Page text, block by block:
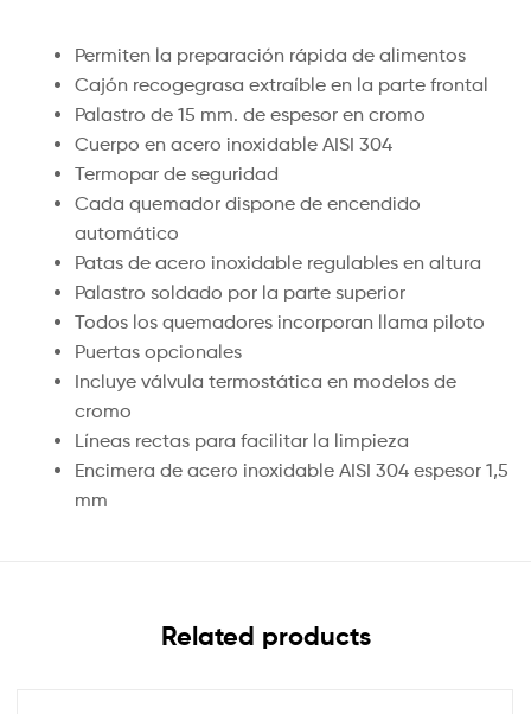
Permiten la preparación rápida de alimentos
Cajón recogegrasa extraíble en la parte frontal
Palastro de 15 mm. de espesor en cromo
Cuerpo en acero inoxidable AISI 304
Termopar de seguridad
Cada quemador dispone de encendido
automático
Patas de acero inoxidable regulables en altura
Palastro soldado por la parte superior
Todos los quemadores incorporan llama piloto
Puertas opcionales
Incluye válvula termostática en modelos de
cromo
Líneas rectas para facilitar la limpieza
Encimera de acero inoxidable AISI 304 espesor 1,5
mm
Related products